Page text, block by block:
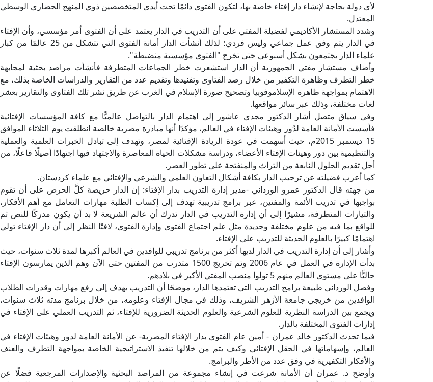
لأى دولة بحاجة لإنشاء دار إفتاء خاصة بها، لتكون الفتوى دائمًا تحت أيدى المتخصصين ذوي المنهج الحضاري الوسطي
المعتدل.
وشدد المستشار الأكاديمي لفضيلة المفتي على أن التدريب في الدار يعتمد على أن الفتوى أمر مؤسسي، وأن الإفتاء
في الدار يتم وفق عمل جماعي وليس فردي؛ لذلك أنشأت الدار أمانة الفتوى التي تتشكل من 25 عالمًا من كبار
علماء الدار يجتمعون بشكل أسبوعي حتى تخرج "الفتوى مؤسسية منضبطة".
وأضاف مستشار مفتي الجمهورية أن الدار استشعرت خطر الجماعات المتطرفة فأنشأت مراصد بحثية لمجابهة
خطر التطرف وظاهرة التكفير من خلال رصد الفتاوى وتفنيدها وتقديم عدد من التقارير والدراسات الخاصة بذلك، مع
الاهتمام بمواجهة ظاهرة الإسلاموفوبيا وتصحيح صورة الإسلام في الغرب عن طريق نشر تلك الفتاوى والتقارير بعشر
لغات مختلفة، وذلك عبر سائر مواقعها.
وفى سياق متصل أشار الدكتور مجدي عاشور إلى اهتمام الدار بالتواصل عالميًّا مع كافة المؤسسات الإفتائية
فأسست الأمانة العامة لدُور وهيئات الإفتاء في العالم، مؤكدًا أنها مبادرة مصرية خالصة انطلقت يوم الثلاثاء الموافق
15 ديسمبر 2015م، حيث أسهمت في عودة الريادة الإفتائية لمصر، وتهدف إلى تبادل الخبرات العلمية والعملية
والتنظيمية بين دور وهيئات الإفتاء الأعضاء، ودراسة مشكلات الحياة المعاصرة والاجتهاد فيها اجتهادًا أصيلًا فاعلًا، من
أجل تقديم الحلول النابعة من التراث والمنفتحة على تطور العصر.
كما أعرب فضيلته عن ترحيب الدار بكافة أشكال التعاون العلمي والشرعي والإفتائي مع علماء كردستان.
من جهته قال الدكتور عمرو الورداني -مدير إدارة التدريب بدار الإفتاء: إن الدار حريصة كلَّ الحرص على أن تقوم
بواجبها في تدريب الأئمة والمفتين، عبر برامج تدريبية تهدف إلى إكساب الطلبة مهارات التعامل مع أهم الأفكار،
والتيارات المتطرفة، مشيرًا إلى أن إدارة التدريب في الدار تدرك أن عالم الشريعة لا بد أن يكون مدركًا للنص ثم
للواقع بما فيه من علوم مختلفة وجديدة مثل علم اجتماع الفتوى وإدارة الفتوى، لافتًا النظر إلى أن دار الإفتاء تولي
اهتمامًا كبيرًا بالعلوم الحديثة للتدريب على الإفتاء.
وأشار إلى أن إدارة التدريب في الدار لديها أكثر من برنامج تدريبي للوافدين في العالم أكبرها لمدة ثلاث سنوات، حيث
بدأت الإدارة في العمل في عام 2006 وتم تخريج 1500 متدرب من المفتين حتى الآن وهم الذين يمارسون الإفتاء
حاليًّا على مستوى العالم منهم 5 تولوا منصب المفتي الأكبر في بلادهم.
وفصل الورداني طبيعة برامج التدريب التي تعتمدها الدار، موضحًا أن التدريب يهدف إلى رفع مهارات وقدرات الطلاب
الوافدين من خريجي جامعة الأزهر الشريف، وذلك في مجال الإفتاء وعلومه، من خلال برنامج مدته ثلاث سنوات،
ويجمع بين الدراسة النظرية للعلوم الشرعية والعلوم الحديثة الضرورية للإفتاء، ثم التدريب العملي على الإفتاء في
إدارات الفتوى المختلفة بالدار.
فيما تحدث الدكتور خالد عمران - أمين عام الفتوي بدار الإفتاء المصرية- عن الأمانة العامة لدور وهيئات الإفتاء في
العالم، وإسهاماتها في الحقل الإفتائي وكيف يتم من خلالها تنفيذ الاستراتيجية الخاصة بمواجهة التطرف والعنف
والأفكار التكفيرية في وفق عدد من الأطر والبرامج.
وأوضح د. عمران أن الأمانة شرعت في إنشاء مجموعة من المراصد البحثية والإصدارات المرجعية فضلًا عن